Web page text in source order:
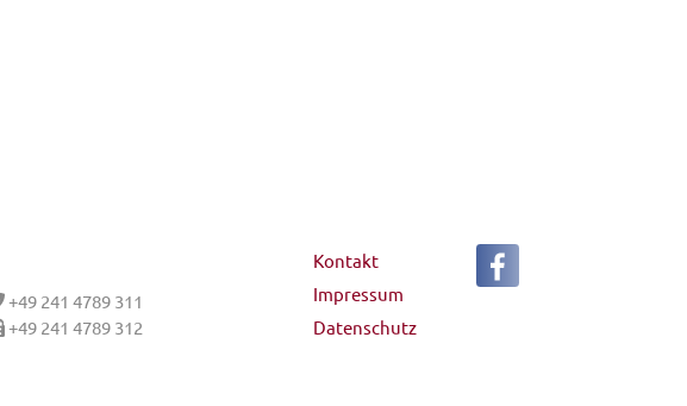
+49 241 4789 311
+49 241 4789 312
Kontakt
Impressum
Datenschutz